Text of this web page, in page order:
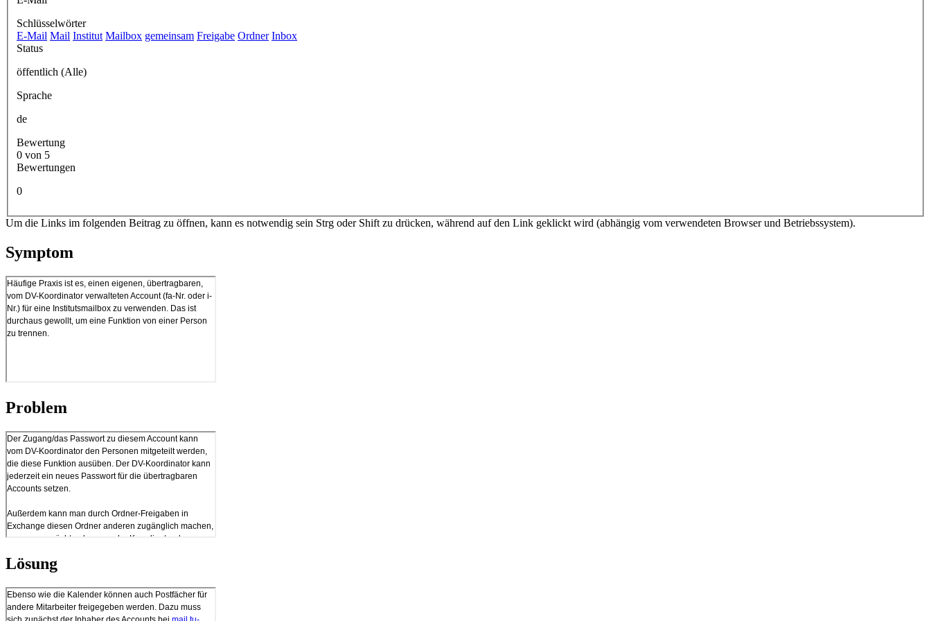
Schlüsselwörter
E-Mail Mail Institut Mailbox gemeinsam Freigabe Ordner Inbox
Status
öffentlich (Alle)
Sprache
de
Bewertung
0 von 5
Bewertungen
0
Um die Links im folgenden Beitrag zu öffnen, kann es notwendig sein Strg oder Shift zu drücken, während auf den Link geklickt wird (abhängig vom verwendeten Browser und Betriebssystem).
Symptom
Problem
Lösung